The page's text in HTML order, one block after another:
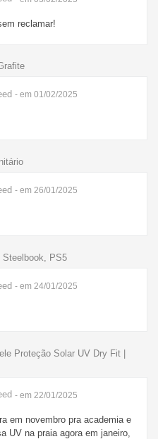
reclamar!
- em 01/02/2025
- em 26/01/2025
Steelbook, PS5
- em 24/01/2025
Proteção Solar UV Dry Fit |
- em 22/01/2025
em novembro pra academia e
UV na praia agora em janeiro,